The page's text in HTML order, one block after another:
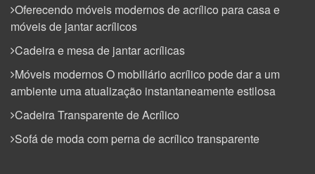
Oferecendo móveis modernos de acrílico para casa e
móveis de jantar acrílicos
Cadeira e mesa de jantar acrílicas
Móveis modernos O mobiliário acrílico pode dar a um
ambiente uma atualização instantaneamente estilosa
Cadeira Transparente de Acrílico
Sofá de moda com perna de acrílico transparente